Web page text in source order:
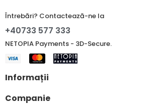
Întrebări? Contactează-ne la
+40733 577 333
NETOPIA Payments - 3D-Secure.
Informații
Companie